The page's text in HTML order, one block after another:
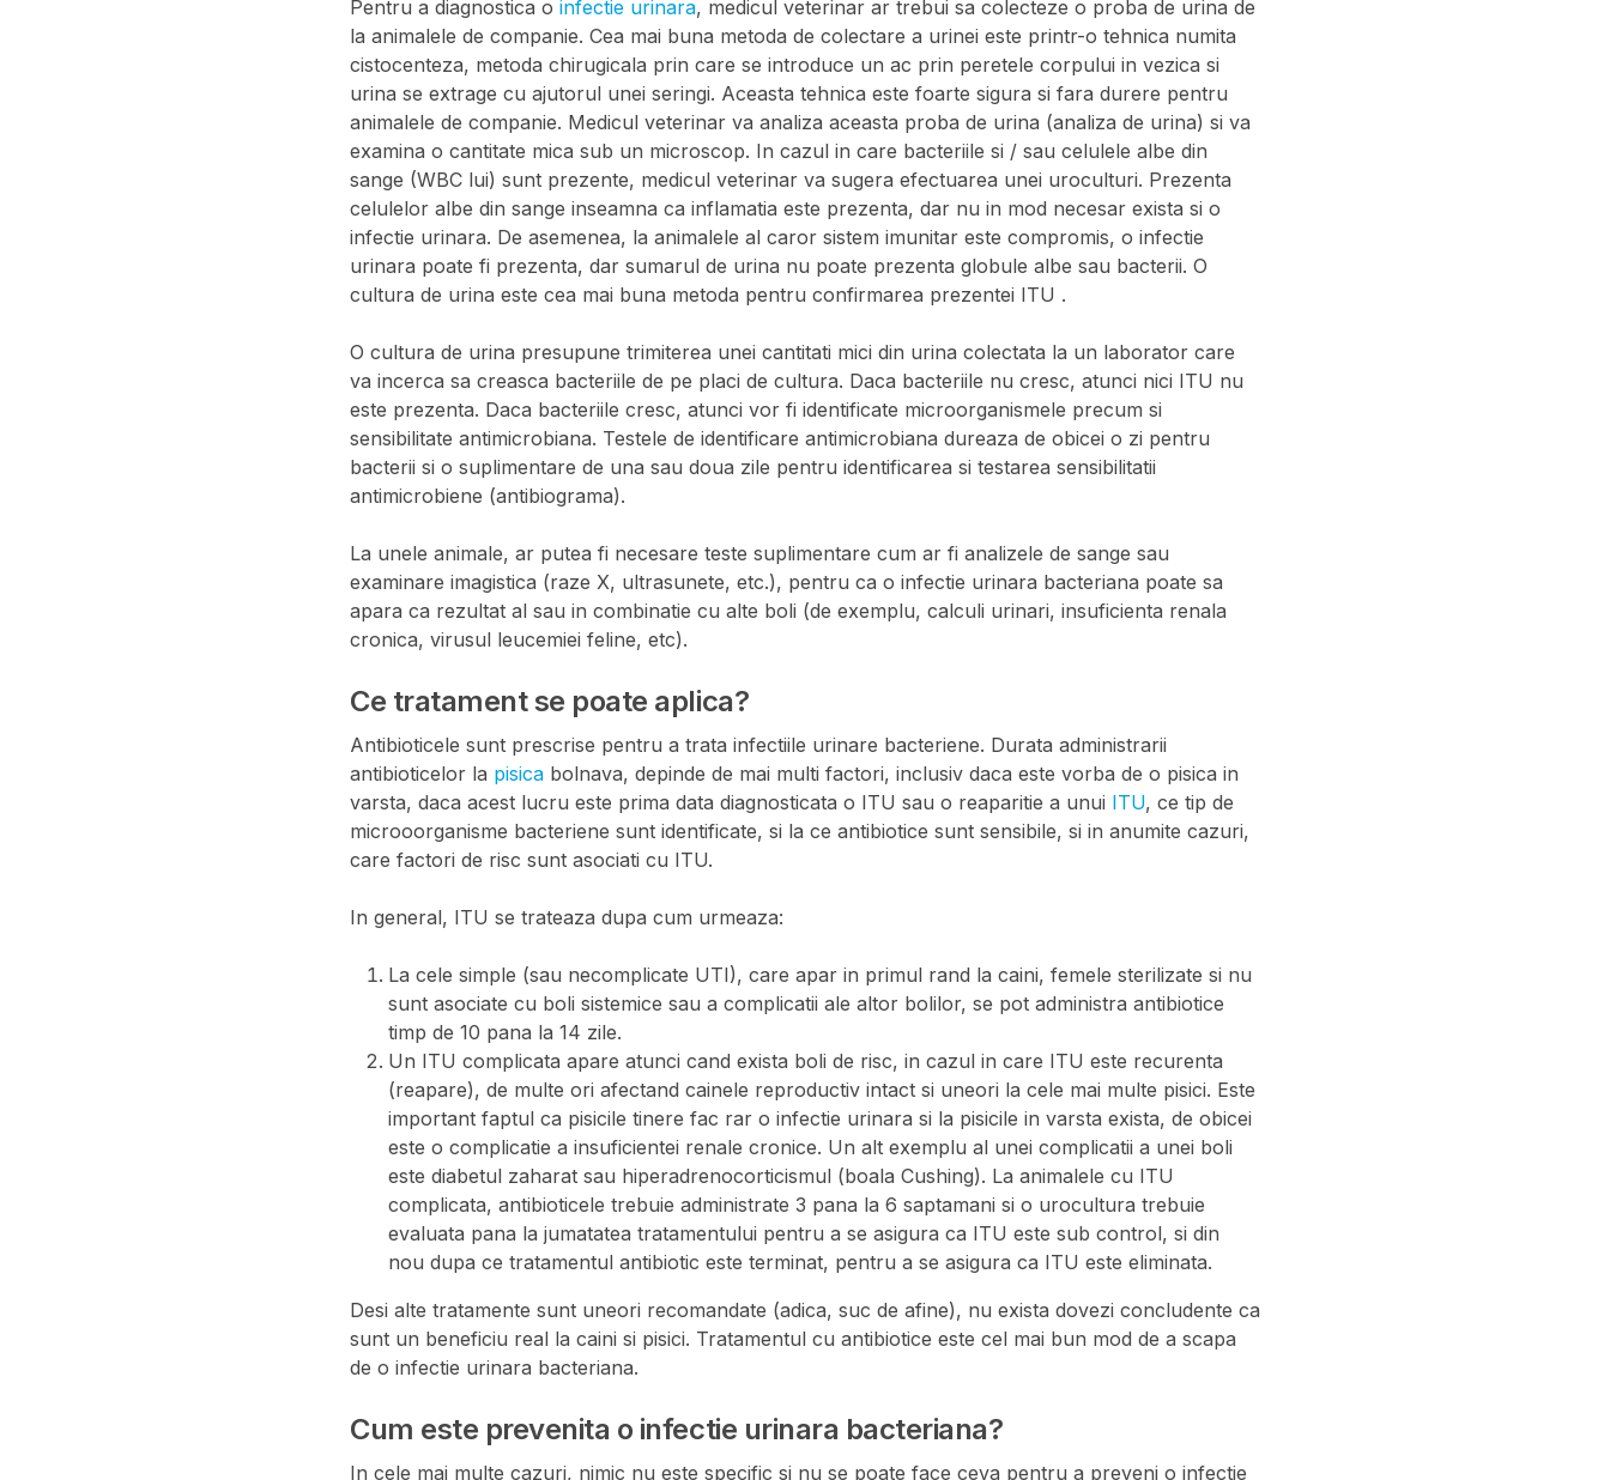
Pentru a diagnostica o infectie urinara, medicul veterinar ar trebui sa colecteze o proba de urina de
la animalele de companie. Cea mai buna metoda de colectare a urinei este printr-o tehnica numita
cistocenteza, metoda chirugicala prin care se introduce un ac prin peretele corpului in vezica si
urina se extrage cu ajutorul unei seringi. Aceasta tehnica este foarte sigura si fara durere pentru
animalele de companie. Medicul veterinar va analiza aceasta proba de urina (analiza de urina) si va
examina o cantitate mica sub un microscop. In cazul in care bacteriile si / sau celulele albe din
sange (WBC lui) sunt prezente, medicul veterinar va sugera efectuarea unei uroculturi. Prezenta
celulelor albe din sange inseamna ca inflamatia este prezenta, dar nu in mod necesar exista si o
infectie urinara. De asemenea, la animalele al caror sistem imunitar este compromis, o infectie
urinara poate fi prezenta, dar sumarul de urina nu poate prezenta globule albe sau bacterii. O
cultura de urina este cea mai buna metoda pentru confirmarea prezentei ITU .
O cultura de urina presupune trimiterea unei cantitati mici din urina colectata la un laborator care
va incerca sa creasca bacteriile de pe placi de cultura. Daca bacteriile nu cresc, atunci nici ITU nu
este prezenta. Daca bacteriile cresc, atunci vor fi identificate microorganismele precum si
sensibilitate antimicrobiana. Testele de identificare antimicrobiana dureaza de obicei o zi pentru
bacterii si o suplimentare de una sau doua zile pentru identificarea si testarea sensibilitatii
antimicrobiene (antibiograma).
La unele animale, ar putea fi necesare teste suplimentare cum ar fi analizele de sange sau
examinare imagistica (raze X, ultrasunete, etc.), pentru ca o infectie urinara bacteriana poate sa
apara ca rezultat al sau in combinatie cu alte boli (de exemplu, calculi urinari, insuficienta renala
cronica, virusul leucemiei feline, etc).
Ce tratament se poate aplica?
Antibioticele sunt prescrise pentru a trata infectiile urinare bacteriene. Durata administrarii
antibioticelor la pisica bolnava, depinde de mai multi factori, inclusiv daca este vorba de o pisica in
varsta, daca acest lucru este prima data diagnosticata o ITU sau o reaparitie a unui ITU, ce tip de
microoorganisme bacteriene sunt identificate, si la ce antibiotice sunt sensibile, si in anumite cazuri,
care factori de risc sunt asociati cu ITU.
In general, ITU se trateaza dupa cum urmeaza:
La cele simple (sau necomplicate UTI), care apar in primul rand la caini, femele sterilizate si nu
sunt asociate cu boli sistemice sau a complicatii ale altor bolilor, se pot administra antibiotice
timp de 10 pana la 14 zile.
Un ITU complicata apare atunci cand exista boli de risc, in cazul in care ITU este recurenta
(reapare), de multe ori afectand cainele reproductiv intact si uneori la cele mai multe pisici. Este
important faptul ca pisicile tinere fac rar o infectie urinara si la pisicile in varsta exista, de obicei
este o complicatie a insuficientei renale cronice. Un alt exemplu al unei complicatii a unei boli
este diabetul zaharat sau hiperadrenocorticismul (boala Cushing). La animalele cu ITU
complicata, antibioticele trebuie administrate 3 pana la 6 saptamani si o urocultura trebuie
evaluata pana la jumatatea tratamentului pentru a se asigura ca ITU este sub control, si din
nou dupa ce tratamentul antibiotic este terminat, pentru a se asigura ca ITU este eliminata.
Desi alte tratamente sunt uneori recomandate (adica, suc de afine), nu exista dovezi concludente ca
sunt un beneficiu real la caini si pisici. Tratamentul cu antibiotice este cel mai bun mod de a scapa
de o infectie urinara bacteriana.
Cum este prevenita o infectie urinara bacteriana?
In cele mai multe cazuri, nimic nu este specific si nu se poate face ceva pentru a preveni o infectie